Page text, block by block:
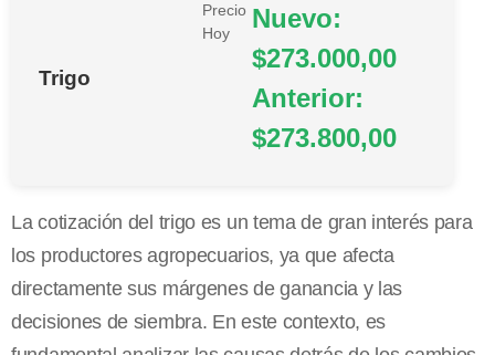
Trigo
Precio
Hoy
Nuevo:
$273.000,00
Anterior:
$273.800,00
La cotización del trigo es un tema de gran interés para
los productores agropecuarios, ya que afecta
directamente sus márgenes de ganancia y las
decisiones de siembra. En este contexto, es